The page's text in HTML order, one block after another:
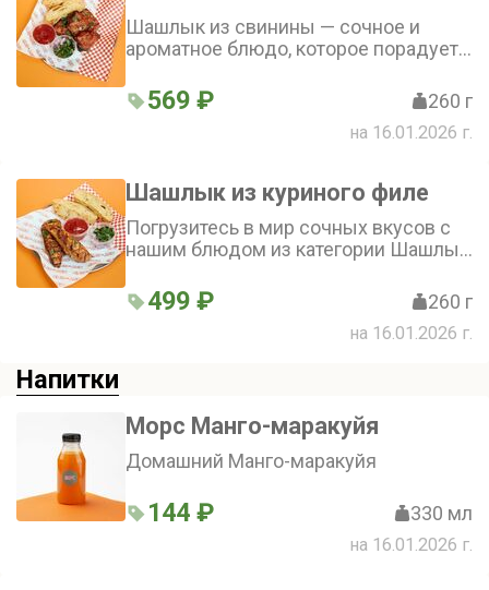
Шашлык из свинины — сочное и
ароматное блюдо, которое порадует
шашлык из карбонада, пикантный
томатный соус и лук с зеленью
создают неповторимое сочетание, а
мясу
569 ₽ 260 г
на 16.01.2026 г.
Шашлык из куриного филе
Погрузитесь в мир сочных вкусов с
нашим блюдом из категории Шашлык
томатным соусом, в сочетании со
свежей зеленью и фирменным
хлебом - это гармония вкусов,
удовольствие!
499 ₽ 260 г
на 16.01.2026 г.
Напитки
Морс Манго-маракуйя
Домашний Манго-маракуйя
144 ₽ 330 мл
на 16.01.2026 г.